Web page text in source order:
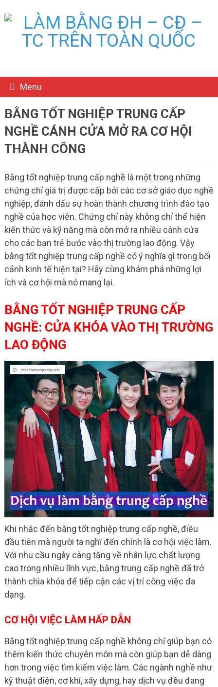
Menu
BẰNG TỐT NGHIỆP TRUNG CẤP
NGHỀ CÁNH CỬA MỞ RA CƠ HỘI
THÀNH CÔNG
Bằng tốt nghiệp trung cấp nghề là một trong những
chứng chỉ giá trị được cấp bởi các cơ sở giáo dục nghề
nghiệp, đánh dấu sự hoàn thành chương trình đào tạo
nghề của học viên. Chứng chỉ này không chỉ thể hiện
kiến thức và kỹ năng mà còn mở ra nhiều cánh cửa
cho các bạn trẻ bước vào thị trường lao động. Vậy
bằng tốt nghiệp trung cấp nghề có ý nghĩa gì trong bối
cảnh kinh tế hiện tại? Hãy cùng khám phá những lợi
ích và cơ hội mà nó mang lại.
BẰNG TỐT NGHIỆP TRUNG CẤP
NGHỀ: CỬA KHÓA VÀO THỊ TRƯỜNG
LAO ĐỘNG
Khi nhắc đến bằng tốt nghiệp trung cấp nghề, điều
đầu tiên mà người ta nghĩ đến chính là cơ hội việc làm.
Với nhu cầu ngày càng tăng về nhân lực chất lượng
cao trong nhiều lĩnh vực, bằng trung cấp nghề đã trở
thành chìa khóa để tiếp cận các vị trí công việc đa
dạng.
CƠ HỘI VIỆC LÀM HẤP DẪN
Bằng tốt nghiệp trung cấp nghề không chỉ giúp bạn có
thêm kiến thức chuyên môn mà còn giúp bạn dễ dàng
hơn trong việc tìm kiếm việc làm. Các ngành nghề như
kỹ thuật điện, cơ khí, xây dựng, hay dịch vụ đều đang